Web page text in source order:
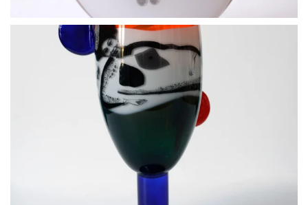
BLÄDDRA I GALLERI